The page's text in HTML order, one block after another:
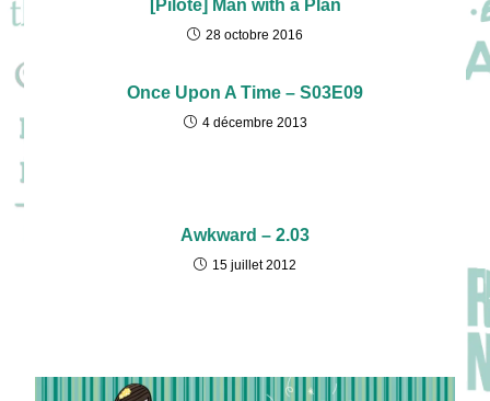
[Pilote] Man with a Plan
28 octobre 2016
Once Upon A Time – S03E09
4 décembre 2013
Awkward – 2.03
15 juillet 2012